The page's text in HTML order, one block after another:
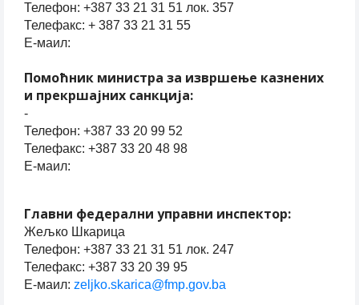
Телефон: +387 33 21 31 51 лок. 357
Телефакс: + 387 33 21 31 55
Е-маил:
Помоћник министра за извршење казнених
и прекршајних санкција:
-
Телефон: +387 33 20 99 52
Телефакс: +387 33 20 48 98
Е-маил:
Главни федерални управни инспектор:
Жељко Шкарица
Телефон: +387 33 21 31 51 лок. 247
Телефакс: +387 33 20 39 95
Е-маил: zeljko.skarica@fmp.gov.ba